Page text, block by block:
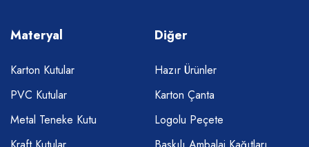
Materyal
Karton Kutular
PVC Kutular
Metal Teneke Kutu
Diğer
Hazır Ürünler
Karton Çanta
Logolu Peçete